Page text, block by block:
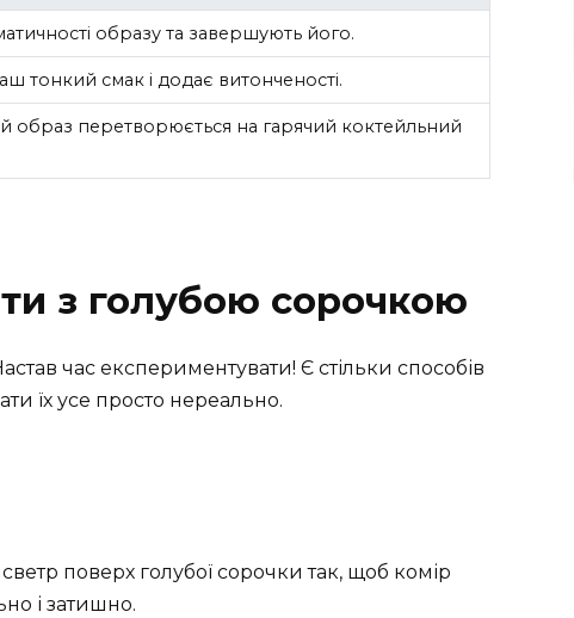
образу та завершують його.
тонкий смак і додає витонченості.
образ перетворюється на гарячий коктейльний
з голубою сорочкою
час експериментувати! Є стільки способів
їх усе просто нереально.
светр поверх голубої сорочки так, щоб комір
і затишно.